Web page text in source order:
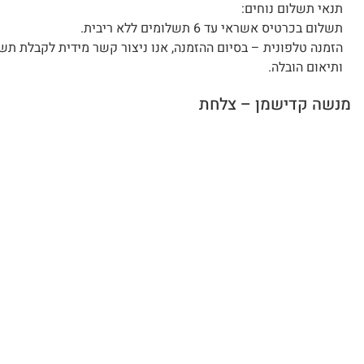
תנאי תשלום נוחים:
תשלום בכרטיס אשראי עד 6 תשלומים ללא ריבית.
הזמנה טלפונית – בסיום ההזמנה, אנו ניצור קשר מידית לקבלת
ותיאום הובלה.
מנשה קדישמן – צלחת